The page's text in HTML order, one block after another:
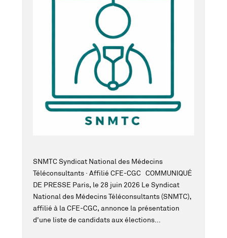
SNMTC Syndicat National des Médecins
Téléconsultants · Affilié CFE-CGC COMMUNIQUÉ
DE PRESSE Paris, le 28 juin 2026 Le Syndicat
National des Médecins Téléconsultants (SNMTC),
affilié à la CFE-CGC, annonce la présentation
d'une liste de candidats aux élections...